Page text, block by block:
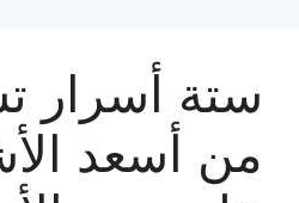
ستة أسرار
من أسعد